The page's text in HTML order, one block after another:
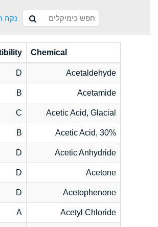
נקה
Chemical
Acetaldehyde
D
Acetamide
B
Acetic Acid, Glacial
C
Acetic Acid, 30%
B
Acetic Anhydride
D
Acetone
D
Acetophenone
D
Acetyl Chloride
A